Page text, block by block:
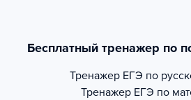
Бесплатный тренажер по
Тренажер ЕГЭ по
Тренажер ЕГЭ по